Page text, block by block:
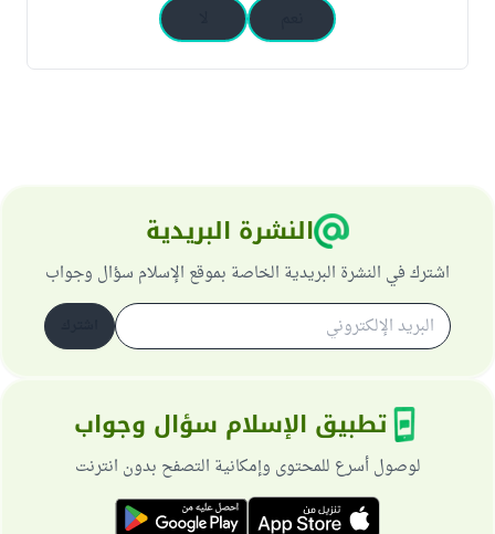
النشرة البريدية
اشترك في النشرة البريدية الخاصة بموقع الإسلام سؤال وجواب
تطبيق الإسلام سؤال وجواب
لوصول أسرع للمحتوى وإمكانية التصفح بدون انترنت